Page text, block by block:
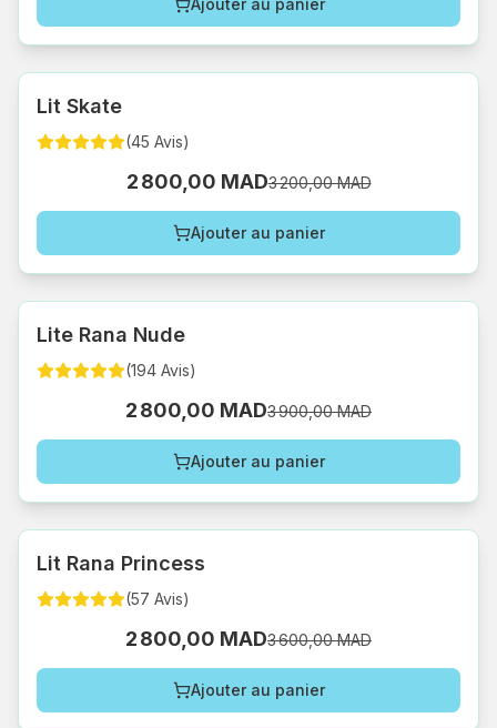
Ajouter au panier
Lit Skate
(45 Avis)
2 800,00 MAD3 200,00 MAD
Ajouter au panier
Lite Rana Nude
(194 Avis)
2 800,00 MAD3 900,00 MAD
Ajouter au panier
Lit Rana Princess
(57 Avis)
2 800,00 MAD3 600,00 MAD
Ajouter au panier